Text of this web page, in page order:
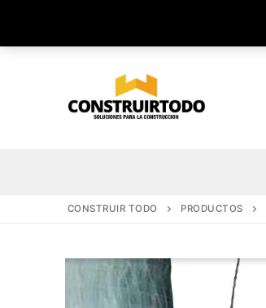
contenido
CONSTRUIR TODO PRODUCTOS